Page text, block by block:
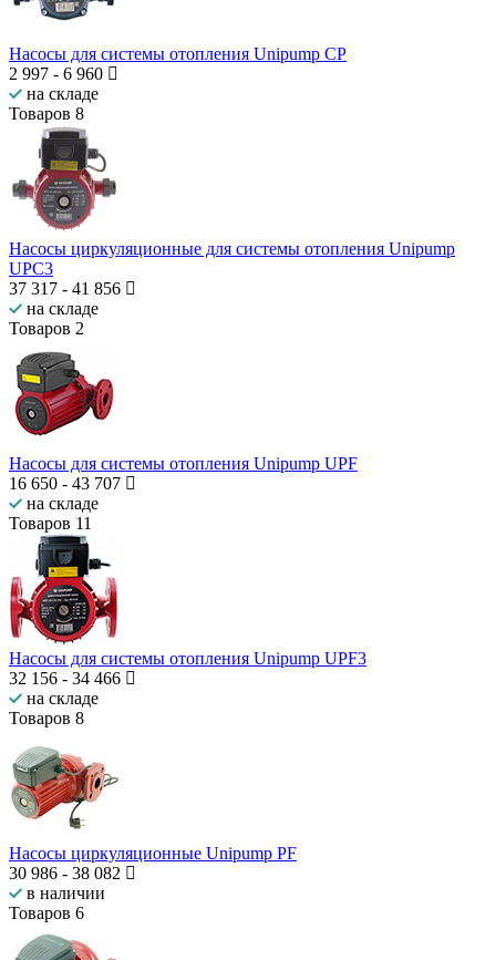
Насосы для системы отопления Unipump CP
2 997 - 6 960
на складе
Товаров 8
Насосы циркуляционные для системы отопления Unipump
UPС3
37 317 - 41 856
на складе
Товаров 2
Насосы для системы отопления Unipump UPF
16 650 - 43 707
на складе
Товаров 11
Насосы для системы отопления Unipump UPF3
32 156 - 34 466
на складе
Товаров 8
Насосы циркуляционные Unipump PF
30 986 - 38 082
в наличии
Товаров 6